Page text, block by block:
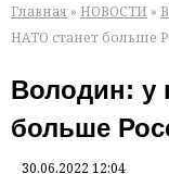
Главная » НОВОСТИ »
НАТО станет больше
Володин: у
больше
30.06.2022 12:04